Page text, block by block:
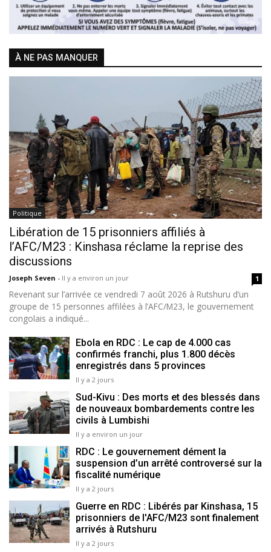
À NE PAS MANQUER
Politique
Libération de 15 prisonniers affiliés à
l’AFC/M23 : Kinshasa réclame la reprise des
discussions
Joseph Seven - Il y a environ un jour 1
Revenant sur l’arrivée ce vendredi 7 août 2026 à Rutshuru d’un
groupe de 15 personnes affilées à l’AFC/M23, le gouvernement
congolais a indiqué...
Ebola en RDC : Le cap de 4.000 cas
confirmés franchi, plus 1.800 décès
enregistrés dans 5 provinces
Il y a 2 jours
Sud-Kivu : Des morts et des blessés dans
de nouveaux bombardements contre les
civils à Lumbishi
Il y a environ un jour
RDC : Le gouvernement dément la
suspension d’un arrêté controversé sur la
fiscalité numérique
Il y a 2 jours
Guerre en RDC : Libérés par Kinshasa, 15
prisonniers de l'AFC/M23 sont finalement
arrivés à Rutshuru
Il y a 2 jours